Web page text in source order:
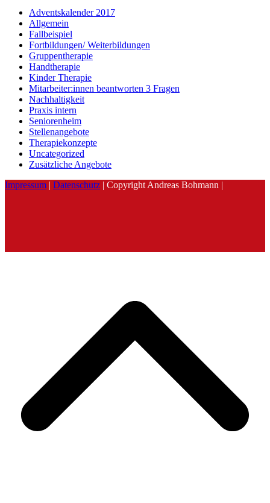
Adventskalender 2017
Allgemein
Fallbeispiel
Fortbildungen/ Weiterbildungen
Gruppentherapie
Handtherapie
Kinder Therapie
Mitarbeiter:innen beantworten 3 Fragen
Nachhaltigkeit
Praxis intern
Seniorenheim
Stellenangebote
Therapiekonzepte
Uncategorized
Zusätzliche Angebote
Impressum | Datenschutz | Copyright Andreas Bohmann |